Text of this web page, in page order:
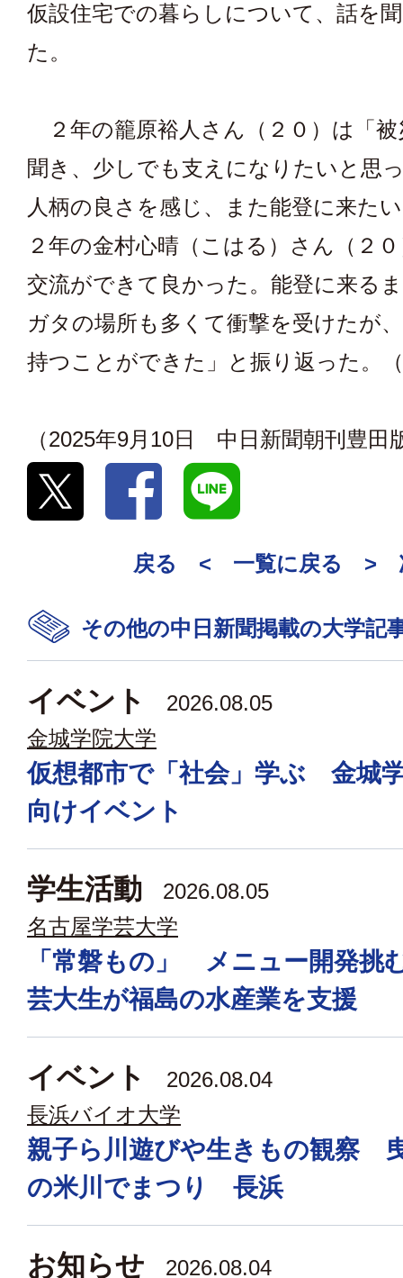
仮設住宅での暮らしについて、話を
た。
２年の籠原裕人さん（２０）は「
聞き、少しでも支えになりたいと思
人柄の良さを感じ、また能登に来た
２年の金村心晴（こはる）さん（２
交流ができて良かった。能登に来る
ガタの場所も多くて衝撃を受けたが
持つことができた」と振り返った。
（2025年9月10日 中日新聞朝刊豊田
戻る < 一覧に戻る >
その他の中日新聞掲載の大学記
イベント
2026.08.05
金城学院大学
仮想都市で「社会」学ぶ 金城
向けイベント
学生活動
2026.08.05
名古屋学芸大学
「常磐もの」 メニュー開発
芸大生が福島の水産業を支援
イベント
2026.08.04
長浜バイオ大学
親子ら川遊びや生きもの観察
の米川でまつり 長浜
お知らせ 2026.08.04